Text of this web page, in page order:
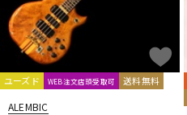
中古
ユーズド WEB注文店頭受取可 送料無料
ALEMBIC